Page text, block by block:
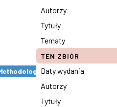
remarks ×
Autorzy
Tytuły
Tematy
TEN ZBIÓR
Daty wydania
Autorzy
Tytuły